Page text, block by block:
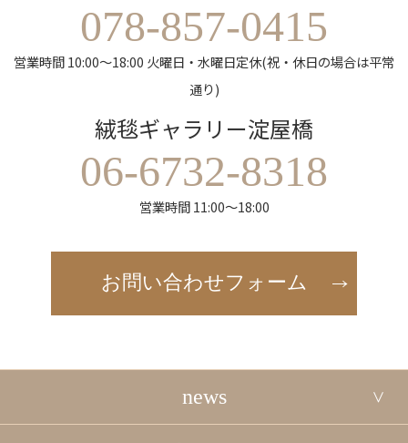
078-857-0415
営業時間 10:00～18:00 火曜日・水曜日定休(祝・休日の場合は平常
通り)
絨毯ギャラリー淀屋橋
06-6732-8318
営業時間 11:00～18:00
お問い合わせフォーム
news